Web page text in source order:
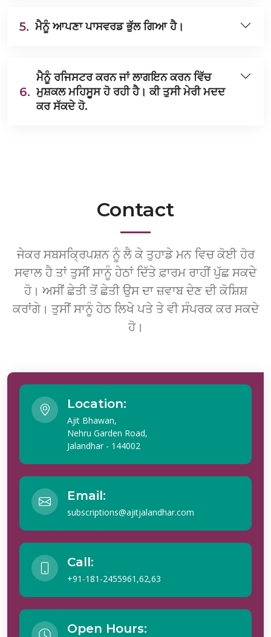
5. ਮੈਨੂੰ ਆਪਣਾ ਪਾਸਵਰਡ ਭੁੱਲ ਗਿਆ ਹੈ।
6.
ਮੈਨੂੰ ਰਜਿਸਟਰ ਕਰਨ ਜਾਂ ਲਾਗਇਨ ਕਰਨ ਵਿੱਚ
ਮੁਸ਼ਕਲ ਮਹਿਸੂਸ ਹੋ ਰਹੀ ਹੈ। ਕੀ ਤੁਸੀ ਮੇਰੀ ਮਦਦ
ਕਰ ਸੱਕਦੇ ਹੋ.
Contact
ਜੇਕਰ ਸਬਸਕ੍ਰਿਪਸ਼ਨ ਨੂੰ ਲੈ ਕੇ ਤੁਹਾਡੇ ਮਨ ਵਿਚ ਕੋਈ ਹੋਰ
ਸਵਾਲ ਹੈ ਤਾਂ ਤੁਸੀਂ ਸਾਨੂੰ ਹੇਠਾਂ ਦਿੱਤੇ ਫ਼ਾਰਮ ਰਾਹੀਂ ਪੁੱਛ ਸਕਦੇ
ਹੋ। ਅਸੀਂ ਛੇਤੀ ਤੋਂ ਛੇਤੀ ਉਸ ਦਾ ਜ਼ਵਾਬ ਦੇਣ ਦੀ ਕੋਸ਼ਿਸ਼
ਕਰਾਂਗੇ। ਤੁਸੀਂ ਸਾਨੂੰ ਹੇਠ ਲਿਖੇ ਪਤੇ ਤੇ ਵੀ ਸੰਪਰਕ ਕਰ ਸਕਦੇ
ਹੋ।
Location:
Ajit Bhawan,
Nehru Garden Road,
Jalandhar - 144002
Email:
subscriptions@ajitjalandhar.com
Call:
+91-181-2455961,62,63
Open Hours: